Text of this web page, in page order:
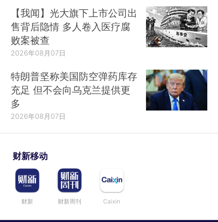
【我闻】光大旗下上市公司出
售背后隐情 多人卷入医疗腐
败案被查
2026年08月07日
特朗普坚称美国防空弹药库存
充足 但不会向乌克兰提供更
多
2026年08月07日
财新移动
财新 财新周刊 Caixin